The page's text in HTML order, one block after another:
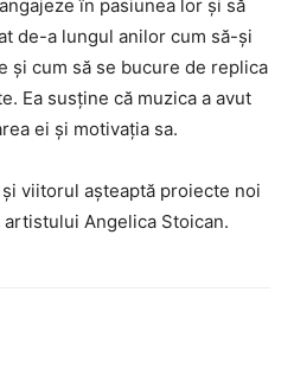
în pasiunea lor și să
de-a lungul anilor cum să-și
și cum să se bucure de replica
Ea susține că muzica a avut
ei și motivația sa.
viitorul așteaptă proiecte noi
Angelica Stoican.